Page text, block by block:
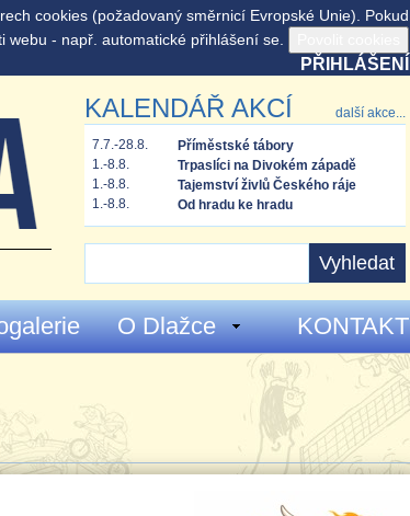
cookies (požadovaný směrnicí Evropské Unie). Pokud
- např. automatické přihlášení se.
PŘIHLÁŠENÍ
KALENDÁŘ AKCÍ další akce...
7.7.-28.8.
Příměstské tábory
1.-8.8.
Trpaslíci na Divokém západě
1.-8.8.
Tajemství živlů Českého ráje
1.-8.8.
Od hradu ke hradu
O Dlažce KONTAKT